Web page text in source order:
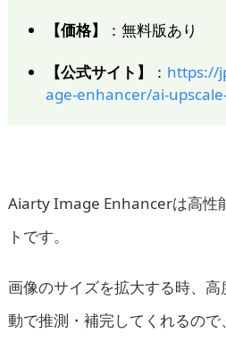
【価格】 ：無料版あり
【公式サイト】 ： https://
age-enhancer/ai-
Aiarty Image Enhancerは高性
トです。
画像のサイズを拡大する時、
動で推測・補完してくれるの